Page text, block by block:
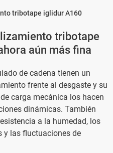
tribotape iglidur A160
tribotape
aún más fina
de cadena tienen un
frente al desgaste y su
carga mecánica los hacen
dinámicas. También
a la humedad, los
y las fluctuaciones de